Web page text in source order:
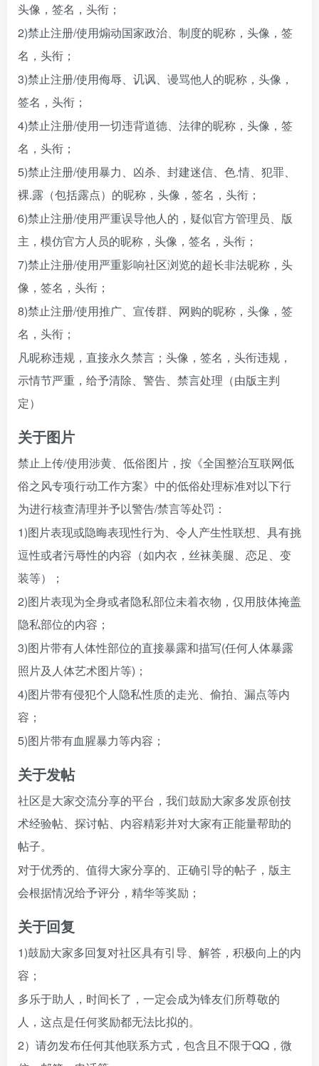
头像，签名，头衔；
2)禁止注册/使用煽动国家政治、制度的昵称，头像，签
名，头衔；
3)禁止注册/使用侮辱、讥讽、谩骂他人的昵称，头像，
签名，头衔；
4)禁止注册/使用一切违背道德、法律的昵称，头像，签
名，头衔；
5)禁止注册/使用暴力、凶杀、封建迷信、色.情、犯罪、
裸.露（包括露点）的昵称，头像，签名，头衔；
6)禁止注册/使用严重误导他人的，疑似官方管理员、版
主，模仿官方人员的昵称，头像，签名，头衔；
7)禁止注册/使用严重影响社区浏览的超长非法昵称，头
像，签名，头衔；
8)禁止注册/使用推广、宣传群、网购的昵称，头像，签
名，头衔；
凡昵称违规，直接永久禁言；头像，签名，头衔违规，
示情节严重，给予清除、警告、禁言处理（由版主判
定）
关于图片
禁止上传/使用涉黄、低俗图片，按《全国整治互联网低
俗之风专项行动工作方案》中的低俗处理标准对以下行
为进行核查清理并予以警告/禁言等处罚：
1)图片表现或隐晦表现性行为、令人产生性联想、具有挑
逗性或者污辱性的内容（如内衣，丝袜美腿、恋足、变
装等）；
2)图片表现为全身或者隐私部位未着衣物，仅用肢体掩盖
隐私部位的内容；
3)图片带有人体性部位的直接暴露和描写(任何人体暴露
照片及人体艺术图片等)；
4)图片带有侵犯个人隐私性质的走光、偷拍、漏点等内
容；
5)图片带有血腥暴力等内容；
关于发帖
社区是大家交流分享的平台，我们鼓励大家多发原创技
术经验帖、探讨帖、内容精彩并对大家有正能量帮助的
帖子。
对于优秀的、值得大家分享的、正确引导的帖子，版主
会根据情况给予评分，精华等奖励；
关于回复
1)鼓励大家多回复对社区具有引导、解答，积极向上的内
容；
多乐于助人，时间长了，一定会成为锋友们所尊敬的
人，这点是任何奖励都无法比拟的。
2）请勿发布任何其他联系方式，包含且不限于QQ，微